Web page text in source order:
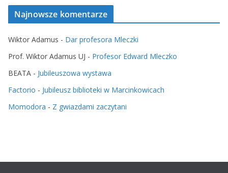
Najnowsze komentarze
Wiktor Adamus - Dar profesora Mleczki
Prof. Wiktor Adamus UJ - Profesor Edward Mleczko
BEATA - Jubileuszowa wystawa
Factorio - Jubileusz biblioteki w Marcinkowicach
Momodora - Z gwiazdami zaczytani